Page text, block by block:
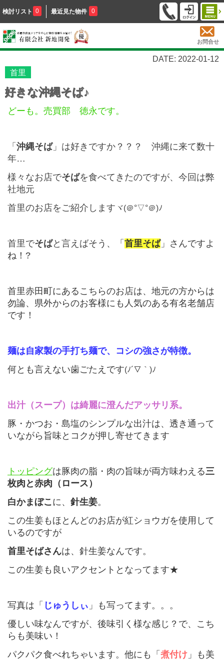
検討リスト 0 最近見た物件 0
お問合せ
DATE: 2022-01-12
首里
好きな沖縄そば♪
どーも。売買部 徳永です。
「 沖縄そば」は好きですか？？？ 沖縄に来て数十
年…
様々なお店でそばを食べてきたのですが、今回は弊
社地元
首里のお店をご紹介します ヾ(＠°▽°＠)ﾉ
首里でそばと言えばそう、「 首里そば」さんですよ
ね！?
首里赤田町にあるこちらのお店は、地元の方からは
勿論、県外からのお客様にも 人気のある有名老舗店
です！
麺は自家製の手打ち麺で、コシの強さが特徴。
何とも言えない歯ごたえです(ﾉ´▽｀)ﾉ
出汁（スープ）は綺麗に澄んだアッサリ系。
豚・かつお・島塩のシンプルな出汁は、透き通って
いながら旨味とコクが押し寄せてきます
トッピングは豚肉の脂・肉の旨味が両方味わえる三
枚肉と赤肉（ロース）
白かまぼこに、 針生姜。
この生姜もほとんどのお店が紅ショウガを使用して
いるのですが
首里そばさんは、針生姜なんです。
この生姜も良いアクセントとなってます★
写真は「 じゅうしぃ 」も写ってます。。。
優しい味なんですが、後味引く様な感じ？で、こち
らも美味い！
パクパク食べれちゃいます。他にも「 煮付け 」も美